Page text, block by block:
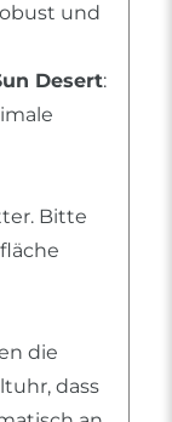
und
Desert:
Bitte
die
dass